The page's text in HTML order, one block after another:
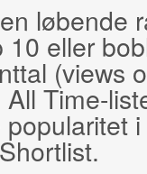
løbende
eller
(views
Time-